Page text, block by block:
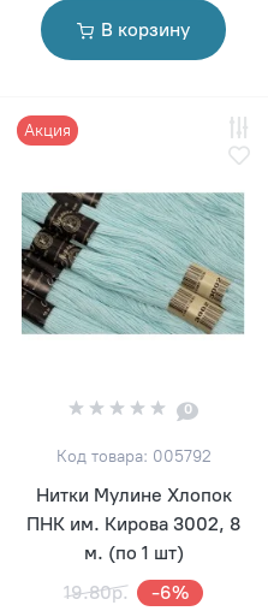
В корзину
Акция
0
Код товара: 005792
Нитки Мулине Хлопок
ПНК им. Кирова 3002, 8
м. (по 1 шт)
19.80р.
-6%